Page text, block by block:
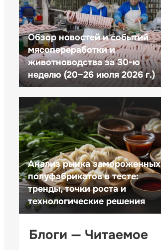
Обзор новостей и событий
мясопереработки и
животноводства за 30-ю
неделю (20–26 июля 2026 г.)
Анализ рынка замороженных
полуфабрикатов в тесте:
тренды, точки роста и
технологические решения
Блоги — Читаемое